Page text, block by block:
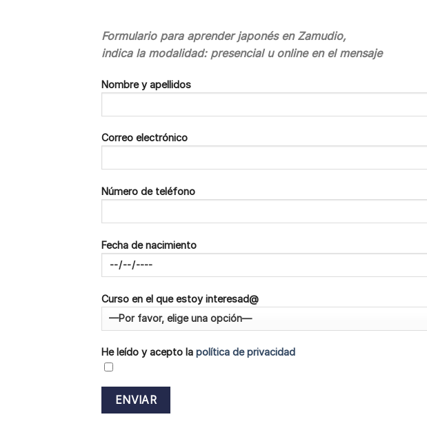
Formulario para aprender japonés en Zamudio,
indica la modalidad: presencial u online en el mensaje
Nombre y apellidos
Correo electrónico
Número de teléfono
Fecha de nacimiento
Curso en el que estoy interesad@
He leído y acepto la política de privacidad